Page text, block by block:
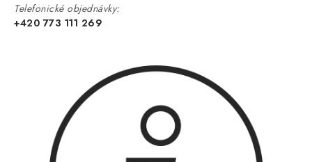
Telefonické objednávky:
+420 773 111 269